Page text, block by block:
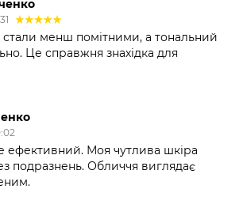
стали менш помітними, а тональний
Це справжня знахідка для
ефективний. Моя чутлива шкіра
подразнень. Обличчя виглядає